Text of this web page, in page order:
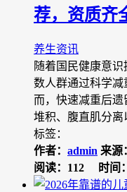
荐，资质齐
养生资讯
随着国民健康意
数人群通过科学
而，快速减重后
堆积、腹直肌分
标签：
作者： admin 来源
阅读：112
时间